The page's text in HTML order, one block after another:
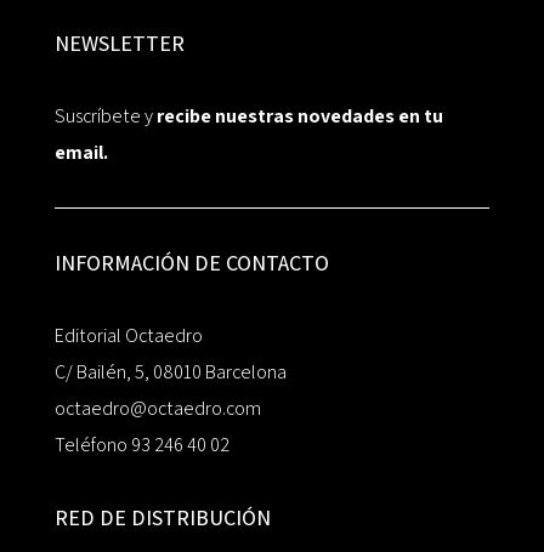
NEWSLETTER
Suscríbete yrecibe nuestras novedades en tu
email.
INFORMACIÓN DE CONTACTO
Editorial Octaedro
C/ Bailén, 5, 08010 Barcelona
octaedro@octaedro.com
Teléfono 93 246 40 02
RED DE DISTRIBUCIÓN